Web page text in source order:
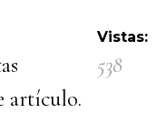
artículo.
Vistas:
538